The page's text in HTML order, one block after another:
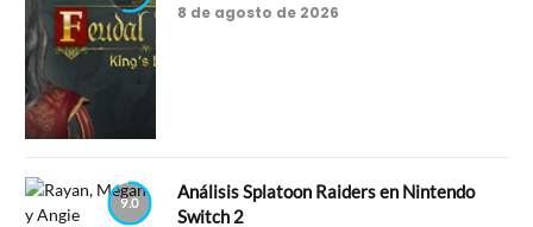
8 de agosto de 2026
9.0
Análisis Splatoon Raiders en Nintendo
Switch 2